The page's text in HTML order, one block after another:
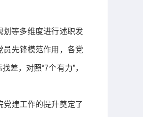
划等多维度进行述职发
先锋模范作用，各党
差，对照“7个有力”，
建工作的提升奠定了